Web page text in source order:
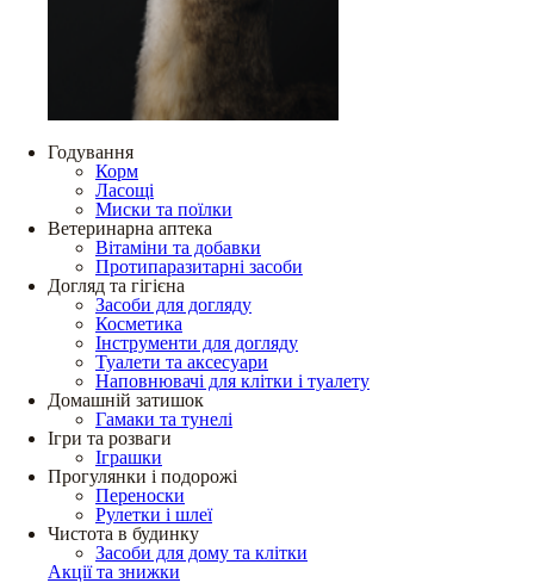
Годування
Корм
Ласощі
Миски та поїлки
Ветеринарна аптека
Вітаміни та добавки
Протипаразитарні засоби
Догляд та гігієна
Засоби для догляду
Косметика
Інструменти для догляду
Туалети та аксесуари
Наповнювачі для клітки і туалету
Домашній затишок
Гамаки та тунелі
Ігри та розваги
Іграшки
Прогулянки і подорожі
Переноски
Рулетки і шлеї
Чистота в будинку
Засоби для дому та клітки
Акції та знижки